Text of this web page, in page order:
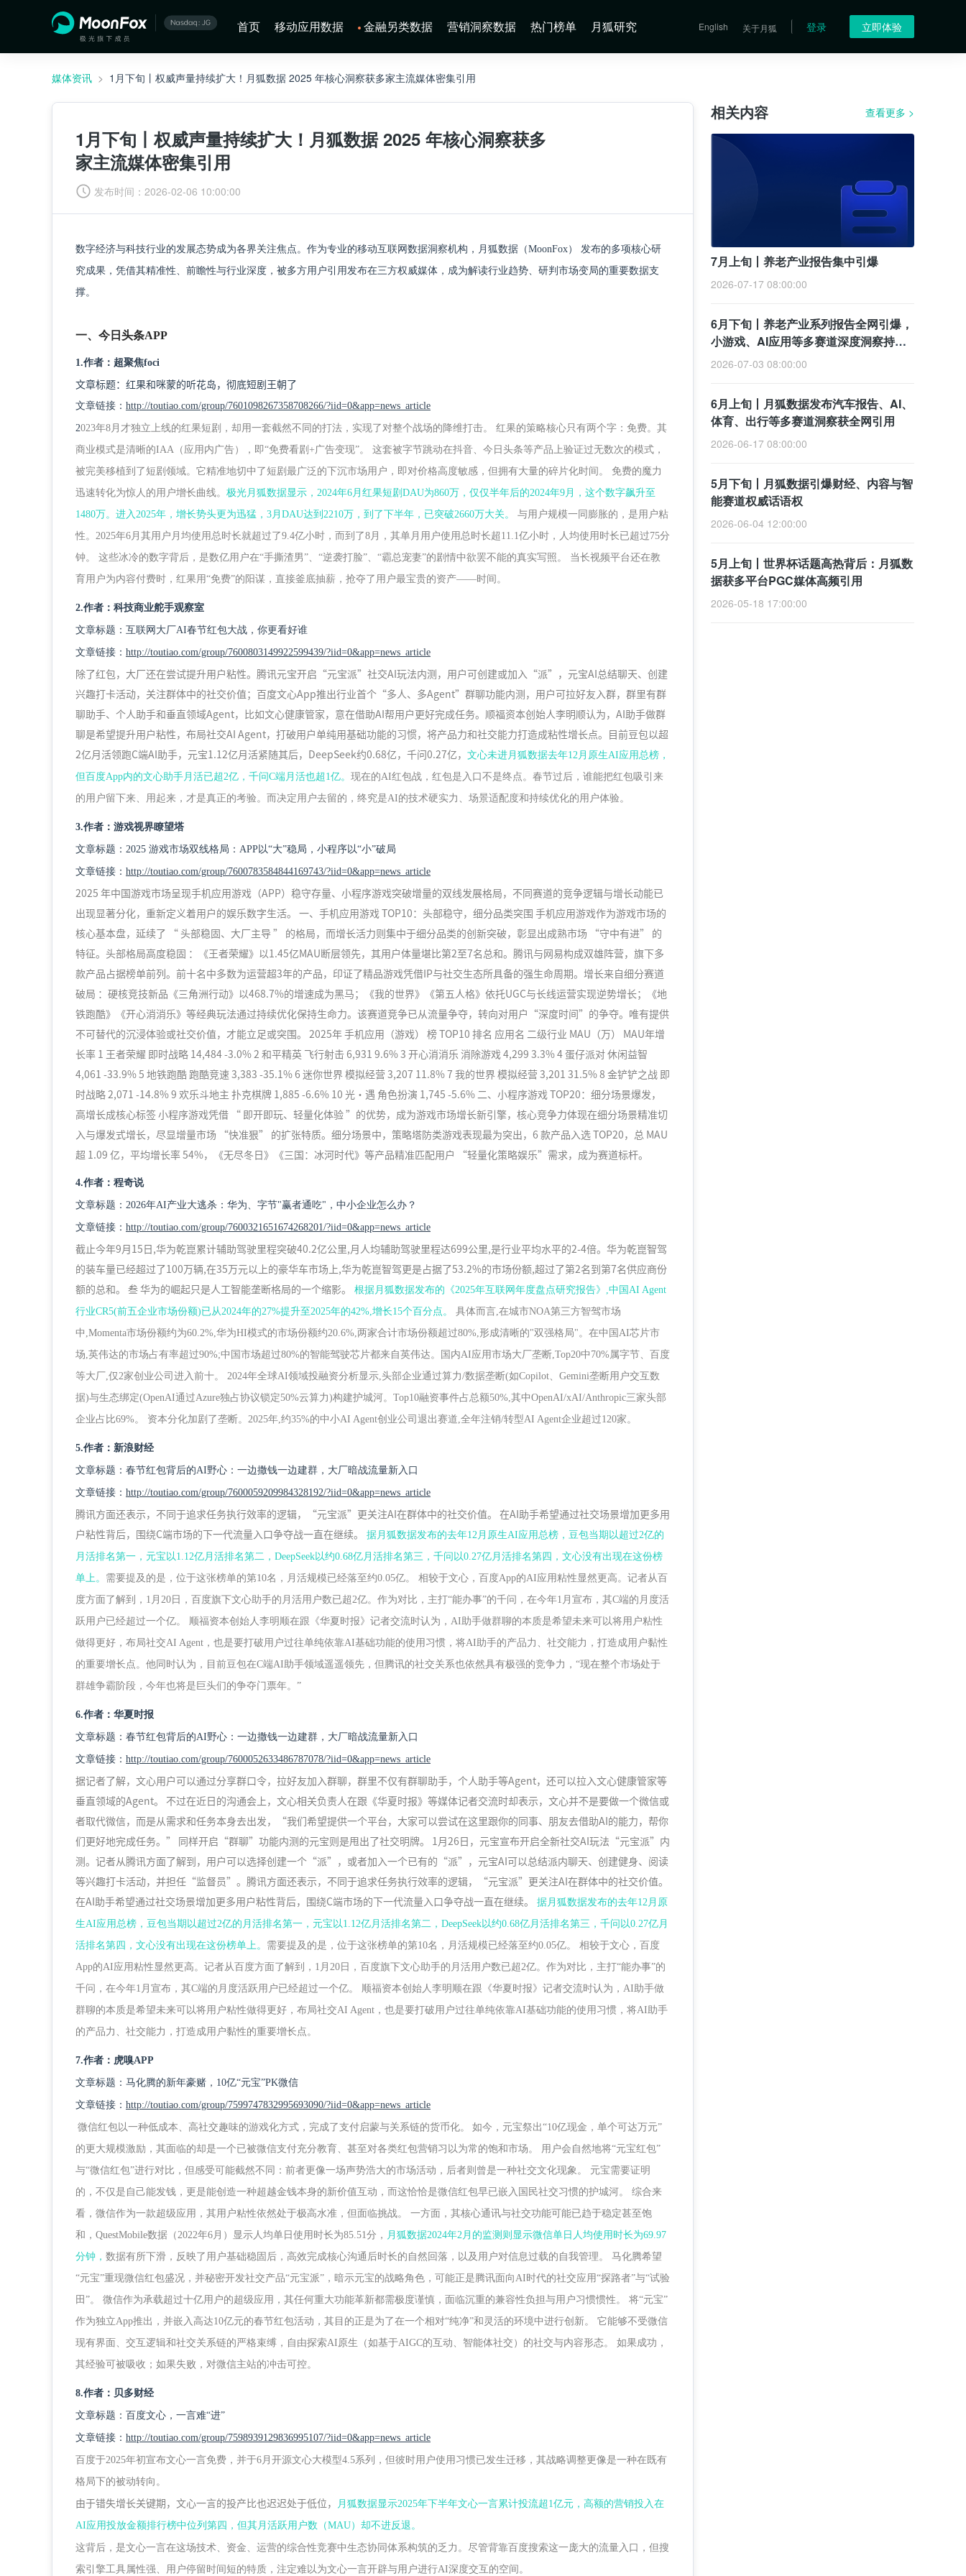
首页 移动应用数据 金融另类数据 营销洞察数据 热门榜单 月狐研究 English 关于月狐 登录 立即体验
媒体资讯 > 1月下旬丨权威声量持续扩大！月狐数据 2025 年核心洞察获多家主流媒体密集引用
1月下旬丨权威声量持续扩大！月狐数据 2025 年核心洞察获多
家主流媒体密集引用
发布时间： 2026-02-06 10:00:00
数字经济与科技行业的发展态势成为各界关注焦点。作为专业的移动互联网数据洞察机构，月狐数据（MoonFox） 发布的多项核心研
究成果，凭借其精准性、前瞻性与行业深度，被多方用户引用发布在三方权威媒体，成为解读行业趋势、研判市场变局的重要数据支
撑。
一、 今日头条APP
1.作者：超聚焦foci
文章标题：红果和咪蒙的听花岛，彻底短剧王朝了
文章链接： http://toutiao.com/group/7601098267358708266/?iid=0&app=news_article
2023年8月才独立上线的红果短剧，却用一套截然不同的打法，实现了对整个战场的降维打击。 红果的策略核心只有两个字：免费。其
商业模式是清晰的IAA（应用内广告），即“免费看剧+广告变现”。 这套被字节跳动在抖音、今日头条等产品上验证过无数次的模式，
被完美移植到了短剧领域。它精准地切中了短剧最广泛的下沉市场用户，即对价格高度敏感，但拥有大量的碎片化时间。 免费的魔力
迅速转化为惊人的用户增长曲线。 极光月狐数据显示， 2024年6月红果短剧DAU为860万，仅仅半年后的2024年9月，这个数字飙升至
1480万。进入2025年，增长势头更为迅猛，3月DAU达到2210万，到了下半年，已突破2660万大关。
与用户规模一同膨胀的，是用户粘
性。2025年6月其用户月均使用总时长就超过了9.4亿小时，而到了8月，其单月用户使用总时长超11.1亿小时，人均使用时长已超过75分
钟。 这些冰冷的数字背后，是数亿用户在“手撕渣男”、“逆袭打脸”、“霸总宠妻”的剧情中欲罢不能的真实写照。 当长视频平台还在教
育用户为内容付费时，红果用“免费”的阳谋，直接釜底抽薪，抢夺了用户最宝贵的资产——时间。
2.作者：科技商业舵手观察室
文章标题：互联网大厂AI春节红包大战，你更看好谁
文章链接： http://toutiao.com/group/7600803149922599439/?iid=0&app=news_article
除了红包，大厂还在尝试提升用户粘性。腾讯元宝开启“元宝派”社交AI玩法内测，用户可创建或加入“派”，元宝AI总结聊天、创建
兴趣打卡活动，关注群体中的社交价值；百度文心App推出行业首个“多人、多Agent”群聊功能内测，用户可拉好友入群，群里有群
聊助手、个人助手和垂直领域Agent，比如文心健康管家，意在借助AI帮用户更好完成任务。顺福资本创始人李明顺认为，AI助手做群
聊是希望提升用户粘性，布局社交AI Agent，打破用户单纯用基础功能的习惯，将产品力和社交能力打造成粘性增长点。目前豆包以超
2亿月活领跑C端AI助手，元宝1.12亿月活紧随其后，DeepSeek约0.68亿，千问0.27亿， 文心未进月狐数据去年12月原生AI应用总榜，
但百度App内的文心助手月活已超2亿，千问C端月活也超1亿。 现在的AI红包战，红包是入口不是终点。春节过后，谁能把红包吸引来
的用户留下来、用起来，才是真正的考验。而决定用户去留的，终究是AI的技术硬实力、场景适配度和持续优化的用户体验。
3.作者：游戏视界瞭望塔
文章标题：2025 游戏市场双线格局：APP以“大”稳局，小程序以“小”破局
文章链接： http://toutiao.com/group/7600783584844169743/?iid=0&app=news_article
2025 年中国游戏市场呈现手机应用游戏（APP）稳守存量、小程序游戏突破增量的双线发展格局，不同赛道的竞争逻辑与增长动能已
出现显著分化，重新定义着用户的娱乐数字生活。 一、手机应用游戏 TOP10：头部稳守，细分品类突围 手机应用游戏作为游戏市场的
核心基本盘，延续了 “ 头部稳固、大厂主导 ” 的格局，而增长活力则集中于细分品类的创新突破，彰显出成熟市场 “守中有进” 的
特征。头部格局高度稳固 ：《王者荣耀》以1.45亿MAU断层领先，其用户体量堪比第2至7名总和。腾讯与网易构成双雄阵营，旗下多
款产品占据榜单前列。前十名中多数为运营超3年的产品，印证了精品游戏凭借IP与社交生态所具备的强生命周期。增长来自细分赛道
破局 ：硬核竞技新品《三角洲行动》以468.7%的增速成为黑马；《我的世界》《第五人格》依托UGC与长线运营实现逆势增长；《地
铁跑酷》《开心消消乐》等经典玩法通过持续优化保持生命力。该赛道竞争已从流量争夺，转向对用户“深度时间”的争夺。唯有提供
不可替代的沉浸体验或社交价值，才能立足或突围。 2025年 手机应用（游戏） 榜 TOP10 排名 应用名 二级行业 MAU（万） MAU年增
长率 1 王者荣耀 即时战略 14,484 -3.0% 2 和平精英 飞行射击 6,931 9.6% 3 开心消消乐 消除游戏 4,299 3.3% 4 蛋仔派对 休闲益智
4,061 -33.9% 5 地铁跑酷 跑酷竞速 3,383 -35.1% 6 迷你世界 模拟经营 3,207 11.8% 7 我的世界 模拟经营 3,201 31.5% 8 金铲铲之战 即
时战略 2,071 -14.8% 9 欢乐斗地主 扑克棋牌 1,885 -6.6% 10 光·遇 角色扮演 1,745 -5.6% 二、小程序游戏 TOP20：细分场景爆发，
高增长成核心标签 小程序游戏凭借 “ 即开即玩、轻量化体验 ”的优势，成为游戏市场增长新引擎，核心竞争力体现在细分场景精准切
入与爆发式增长，尽显增量市场 “快准狠” 的扩张特质。细分场景中，策略塔防类游戏表现最为突出，6 款产品入选 TOP20，总 MAU
超 1.09 亿，平均增长率 54%，《无尽冬日》《三国：冰河时代》等产品精准匹配用户 “轻量化策略娱乐”需求，成为赛道标杆。
4.作者：程奇说
文章标题：2026年AI产业大逃杀：华为、字节"赢者通吃"，中小企业怎么办？
文章链接： http://toutiao.com/group/7600321651674268201/?iid=0&app=news_article
截止今年9月15日,华为乾崑累计辅助驾驶里程突破40.2亿公里,月人均辅助驾驶里程达699公里,是行业平均水平的2-4倍。华为乾崑智驾
的装车量已经超过了100万辆,在35万元以上的豪华车市场上,华为乾崑智驾更是占据了53.2%的市场份额,超过了第2名到第7名供应商份
额的总和。 叁 华为的崛起只是人工智能垄断格局的一个缩影。
根据月狐数据发布的《2025年互联网年度盘点研究报告》,中国AI Agent
行业CR5(前五企业市场份额)已从2024年的27%提升至2025年的42%,增长15个百分点。
具体而言,在城市NOA第三方智驾市场
中,Momenta市场份额约为60.2%,华为HI模式的市场份额约20.6%,两家合计市场份额超过80%,形成清晰的"双强格局"。在中国AI芯片市
场,英伟达的市场占有率超过90%;中国市场超过80%的智能驾驶芯片都来自英伟达。国内AI应用市场大厂垄断,Top20中70%属字节、百度
等大厂,仅2家创业公司进入前十。 2024年全球AI领域投融资分析显示,头部企业通过算力/数据垄断(如Copilot、Gemini垄断用户交互数
据)与生态绑定(OpenAI通过Azure独占协议锁定50%云算力)构建护城河。Top10融资事件占总额50%,其中OpenAI/xAI/Anthropic三家头部
企业占比69%。 资本分化加剧了垄断。2025年,约35%的中小AI Agent创业公司退出赛道,全年注销/转型AI Agent企业超过120家。
5.作者：新浪财经
文章标题：春节红包背后的AI野心：一边撒钱一边建群，大厂暗战流量新入口
文章链接： http://toutiao.com/group/7600059209984328192/?iid=0&app=news_article
腾讯方面还表示，不同于追求任务执行效率的逻辑，“元宝派”更关注AI在群体中的社交价值。 在AI助手希望通过社交场景增加更多用
户粘性背后，围绕C端市场的下一代流量入口争夺战一直在继续。
据月狐数据发布的去年12月原生AI应用总榜，豆包当期以超过2亿的
月活排名第一，元宝以1.12亿月活排名第二，DeepSeek以约0.68亿月活排名第三，千问以0.27亿月活排名第四，文心没有出现在这份榜
单上。 需要提及的是，位于这张榜单的第10名，月活规模已经落至约0.05亿。 相较于文心，百度App的AI应用粘性显然更高。记者从百
度方面了解到，1月20日，百度旗下文心助手的月活用户数已超2亿。作为对比，主打“能办事”的千问，在今年1月宣布，其C端的月度活
跃用户已经超过一个亿。 顺福资本创始人李明顺在跟《华夏时报》记者交流时认为，AI助手做群聊的本质是希望未来可以将用户粘性
做得更好，布局社交AI Agent，也是要打破用户过往单纯依靠AI基础功能的使用习惯，将AI助手的产品力、社交能力，打造成用户黏性
的重要增长点。他同时认为，目前豆包在C端AI助手领域遥遥领先，但腾讯的社交关系也依然具有极强的竞争力，“现在整个市场处于
群雄争霸阶段，今年也将是巨头们的争夺门票年。”
6.作者：华夏时报
文章标题：春节红包背后的AI野心：一边撒钱一边建群，大厂暗战流量新入口
文章链接： http://toutiao.com/group/7600052633486787078/?iid=0&app=news_article
据记者了解，文心用户可以通过分享群口令，拉好友加入群聊，群里不仅有群聊助手，个人助手等Agent，还可以拉入文心健康管家等
垂直领域的Agent。 不过在近日的沟通会上，文心相关负责人在跟《华夏时报》等媒体记者交流时却表示，文心并不是要做一个微信或
者取代微信，而是从需求和任务本身去出发，“我们希望提供一个平台，大家可以尝试在这里跟你的同事、朋友去借助AI的能力，帮你
们更好地完成任务。” 同样开启“群聊”功能内测的元宝则是甩出了社交明牌。 1月26日，元宝宣布开启全新社交AI玩法“元宝派”内
测。记者从腾讯方面了解到，用户可以选择创建一个“派”，或者加入一个已有的“派”，元宝AI可以总结派内聊天、创建健身、阅读
等兴趣打卡活动，并担任“监督员”。腾讯方面还表示，不同于追求任务执行效率的逻辑，“元宝派”更关注AI在群体中的社交价值。
在AI助手希望通过社交场景增加更多用户粘性背后，围绕C端市场的下一代流量入口争夺战一直在继续。
据月狐数据发布的去年12月原
生AI应用总榜，豆包当期以超过2亿的月活排名第一，元宝以1.12亿月活排名第二，DeepSeek以约0.68亿月活排名第三，千问以0.27亿月
活排名第四，文心没有出现在这份榜单上。 需要提及的是，位于这张榜单的第10名，月活规模已经落至约0.05亿。 相较于文心，百度
App的AI应用粘性显然更高。记者从百度方面了解到，1月20日，百度旗下文心助手的月活用户数已超2亿。作为对比，主打“能办事”的
千问，在今年1月宣布，其C端的月度活跃用户已经超过一个亿。 顺福资本创始人李明顺在跟《华夏时报》记者交流时认为，AI助手做
群聊的本质是希望未来可以将用户粘性做得更好，布局社交AI Agent，也是要打破用户过往单纯依靠AI基础功能的使用习惯，将AI助手
的产品力、社交能力，打造成用户黏性的重要增长点。
7.作者：虎嗅APP
文章标题：马化腾的新年豪赌，10亿“元宝”PK微信
文章链接： http://toutiao.com/group/7599747832995693090/?iid=0&app=news_article
微信红包以一种低成本、高社交趣味的游戏化方式，完成了支付启蒙与关系链的货币化。
如今，元宝祭出“10亿现金，单个可达万元”
的更大规模激励，其面临的却是一个已被微信支付充分教育、甚至对各类红包营销习以为常的饱和市场。 用户会自然地将“元宝红包”
与“微信红包”进行对比，但感受可能截然不同：前者更像一场声势浩大的市场活动，后者则曾是一种社交文化现象。 元宝需要证明
的，不仅是自己能发钱，更是能创造一种超越金钱本身的新价值互动，而这恰恰是微信红包早已嵌入国民社交习惯的护城河。 综合来
看，微信作为一款超级应用，其用户粘性依然处于极高水准，但面临挑战。 一方面，其核心通讯与社交功能可能已趋于稳定甚至饱
和，QuestMobile数据（2022年6月）显示人均单日使用时长为85.51分， 月狐数据2024年2月的监测则显示微信单日人均使用时长为69.97
分钟， 数据有所下滑，反映了用户基础稳固后，高效完成核心沟通后时长的自然回落，以及用户对信息过载的自我管理。 马化腾希望
“元宝”重现微信红包盛况，并秘密开发社交产品“元宝派”，暗示元宝的战略角色，可能正是腾讯面向AI时代的社交应用“探路者”与“试验
田”。 微信作为承载超过十亿用户的超级应用，其任何重大功能革新都需极度谨慎，面临沉重的兼容性负担与用户习惯惯性。 将“元宝”
作为独立App推出，并嵌入高达10亿元的春节红包活动，其目的正是为了在一个相对“纯净”和灵活的环境中进行创新。 它能够不受微信
现有界面、交互逻辑和社交关系链的严格束缚，自由探索AI原生（如基于AIGC的互动、智能体社交）的社交与内容形态。 如果成功，
其经验可被吸收；如果失败，对微信主站的冲击可控。
8.作者：贝多财经
文章标题：百度文心，一言难“进”
文章链接： http://toutiao.com/group/7598939129836995107/?iid=0&app=news_article
百度于2025年初宣布文心一言免费，并于6月开源文心大模型4.5系列，但彼时用户使用习惯已发生迁移，其战略调整更像是一种在既有
格局下的被动转向。
由于错失增长关键期，文心一言的投产比也迟迟处于低位，
月狐数据显示2025年下半年文心一言累计投流超1亿元，高额的营销投入在
AI应用投放金额排行榜中位列第四，但其月活跃用户数（MAU）却不进反退。
这背后，是文心一言在这场技术、资金、运营的综合性竞赛中生态协同体系构筑的乏力。尽管背靠百度搜索这一庞大的流量入口，但搜
索引擎工具属性强、用户停留时间短的特质，注定难以为文心一言开辟与用户进行AI深度交互的空间。
相关内容 查看更多 >
7月上旬丨养老产业报告集中引爆
2026-07-17 08:00:00
6月下旬丨养老产业系列报告全网引爆，
小游戏、AI应用等多赛道深度洞察持续
破圈
2026-07-03 08:00:00
6月上旬丨月狐数据发布汽车报告、AI、
体育、出行等多赛道洞察获全网引用
2026-06-17 08:00:00
5月下旬丨月狐数据引爆财经、内容与智
能赛道权威话语权
2026-06-04 12:00:00
5月上旬丨世界杯话题高热背后：月狐数
据获多平台PGC媒体高频引用
2026-05-18 17:00:00